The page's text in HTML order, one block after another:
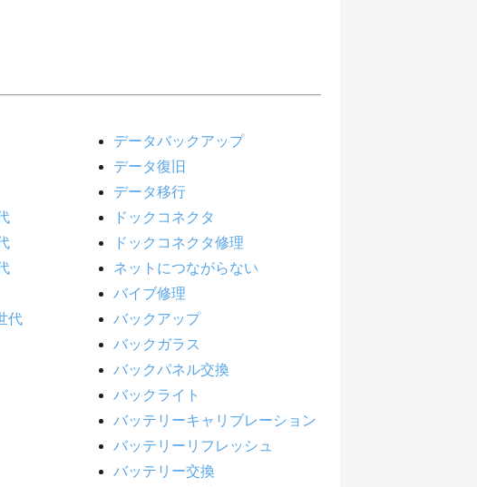
代
データバックアップ
データ復旧
データ移行
ドックコネクタ
ドックコネクタ修理
ネットにつながらない
バイブ修理
バックアップ
バックガラス
バックパネル交換
バックライト
バッテリーキャリブレーション
バッテリーリフレッシュ
バッテリー交換